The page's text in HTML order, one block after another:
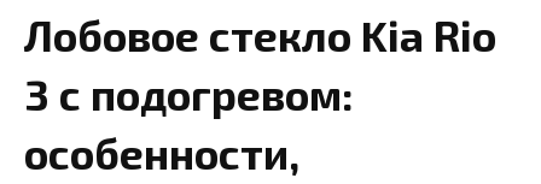
Лобовое стекло Kia Rio
3 с подогревом:
особенности,